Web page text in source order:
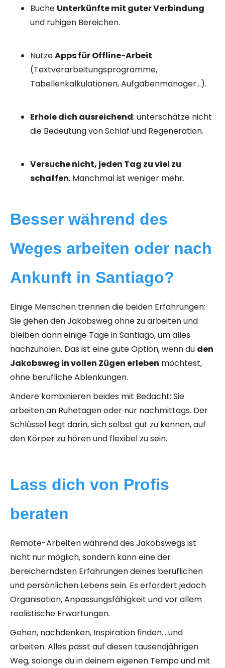
Buche Unterkünfte mit guter Verbindung
und ruhigen Bereichen.
NutzeApps für Offline-Arbeit
(Textverarbeitungsprogramme,
Tabellenkalkulationen, Aufgabenmanager…).
Erhole dich ausreichend: unterschätze nicht
die Bedeutung von Schlaf und Regeneration.
Versuche nicht, jeden Tag zu viel zu
schaffen. Manchmal ist weniger mehr.
Besser während des
Weges arbeiten oder nach
Ankunft in Santiago?
Einige Menschen trennen die beiden Erfahrungen:
Sie gehen den Jakobsweg ohne zu arbeiten und
bleiben dann einige Tage in Santiago, um alles
nachzuholen. Das ist eine gute Option, wenn du den
Jakobsweg in vollen Zügen erleben möchtest,
ohne berufliche Ablenkungen.
Andere kombinieren beides mit Bedacht: Sie
arbeiten an Ruhetagen oder nur nachmittags. Der
Schlüssel liegt darin, sich selbst gut zu kennen, auf
den Körper zu hören und flexibel zu sein.
Lass dich von Profis
beraten
Remote-Arbeiten während des Jakobswegs ist
nicht nur möglich, sondern kann eine der
bereicherndsten Erfahrungen deines beruflichen
und persönlichen Lebens sein. Es erfordert jedoch
Organisation, Anpassungsfähigkeit und vor allem
realistische Erwartungen.
Gehen, nachdenken, Inspiration finden… und
arbeiten. Alles passt auf diesen tausendjährigen
Weg, solange du in deinem eigenen Tempo und mit